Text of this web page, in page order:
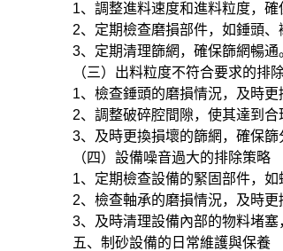
1、調整進料速度和進料粒度，確
2、定期檢查磨損部件，如錘頭、
3、定期清理篩網，確保篩網暢通
（三）出料粒度不符合要求的排
1、檢查錘頭的磨損情況，及時更
2、調整破碎腔間隙，使其達到合
3、及時更換損壞的篩網，確保篩
（四）設備噪音過大的排除策略
1、定期檢查設備的緊固部件，如
2、檢查軸承的磨損情況，及時更
3、及時清理設備內部的物料堵塞
五、制砂設備的日常維護與保養